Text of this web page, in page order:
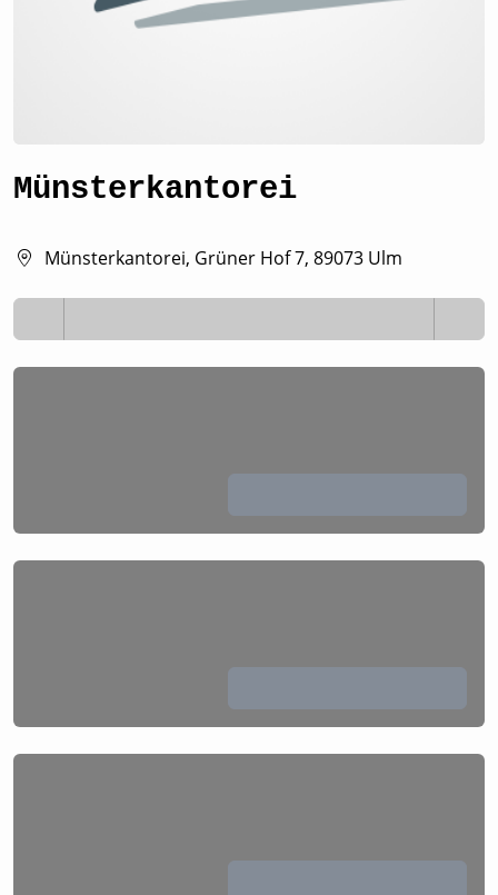
Münsterkantorei
Münsterkantorei, Grüner Hof 7, 89073 Ulm
Lädt ...
Lädt ...